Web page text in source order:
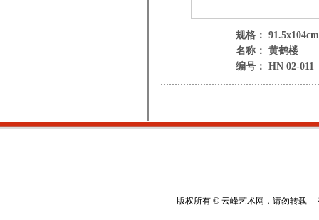
规格： 91.5x104cm
名称： 黄鹤楼
编号： HN 02-011
版权所有 © 云峰艺术网，请勿转载